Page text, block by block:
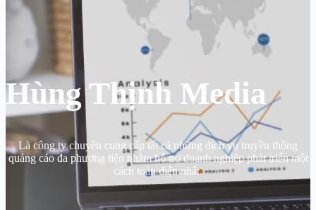
Hùng Thịnh Media
Là công ty chuyên cung cấp tất cả những dịch vụ truyền thông
quảng cáo đa phương tiện nhằm hỗ trợ doanh nghiệp phát triển một
cách toàn diện nhất.